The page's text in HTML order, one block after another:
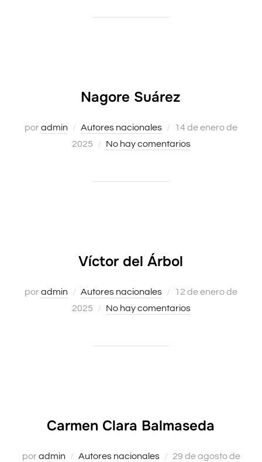
Nagore Suárez
poradmin Autores nacionales
Publicado
el
14 de enero de
2025
No hay comentarios
Víctor del Árbol
poradmin Autores nacionales
Publicado
el
12 de enero de
2025
No hay comentarios
Carmen Clara Balmaseda
poradmin Autores nacionales
Publicado
29 de agosto de